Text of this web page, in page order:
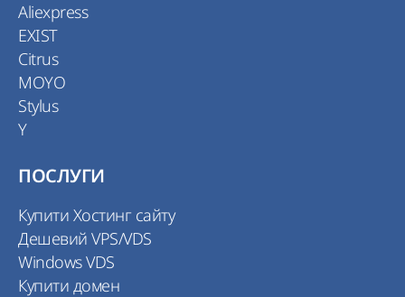
Aliexpress
EXIST
Citrus
MOYO
Stylus
Y
ПОСЛУГИ
Купити Хостинг сайту
Дешевий VPS/VDS
Windows VDS
Купити домен